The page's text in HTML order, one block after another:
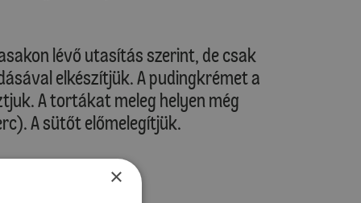
lévő utasítás szerint, de csak
elkészítjük. A pudingkrémet a
A tortákat meleg helyen még
A sütőt előmelegítjük.
×